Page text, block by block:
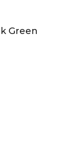
Green